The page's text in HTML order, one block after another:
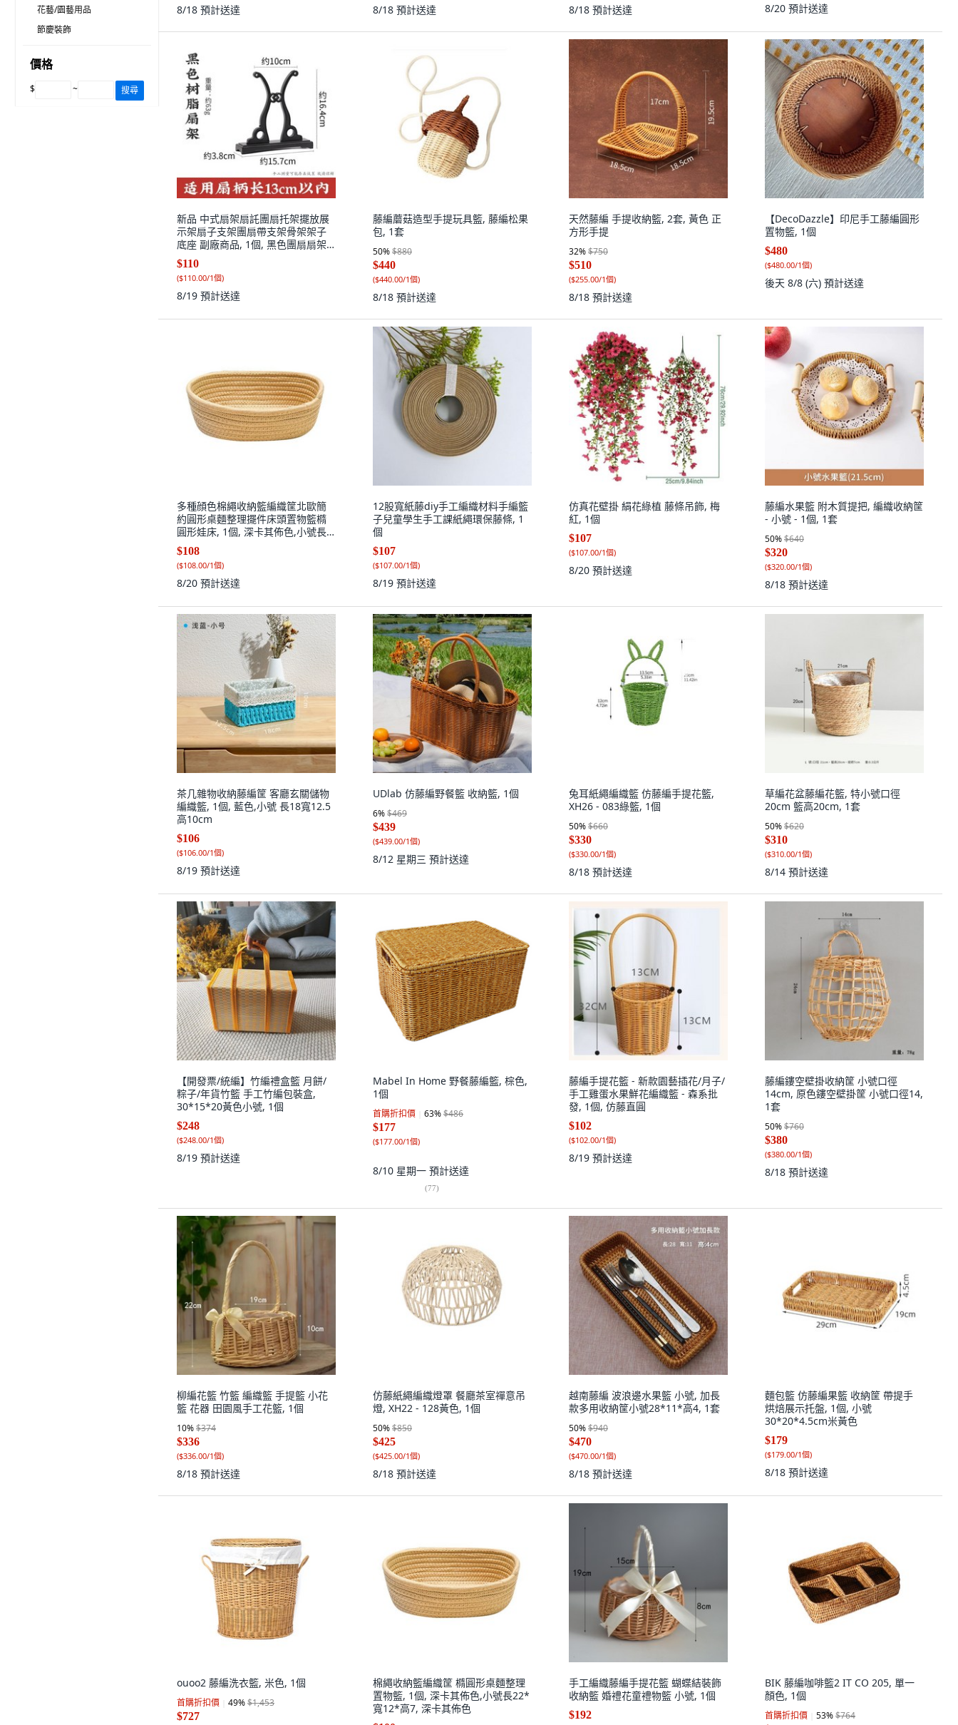
花藝/園藝用品
節慶裝飾
價格
$ ~ 搜尋
8/18 預計送達 8/18 預計送達 8/18 預計送達 8/20 預計送達
新品 中式扇架扇託團扇托架擺放展
示架扇子支架團扇帶支架骨架架子
底座 副廠商品, 1個, 黑色團扇扇架
樹脂
$110
($110.00/1個)
8/19 預計送達
藤編蘑菇造型手提玩具籃, 藤編松果
包, 1套
50%$880
$440
($440.00/1個)
8/18 預計送達
天然藤編 手提收納籃, 2套, 黃色 正
方形手提
32%$750
$510
($255.00/1個)
8/18 預計送達
【DecoDazzle】印尼手工藤編圓形
置物籃, 1個
$480
($480.00/1個)
後天 8/8 (六) 預計送達
多種顔色棉繩收納籃編織筐北歐簡
約圓形桌麵整理擺件床頭置物籃橢
圓形娃床, 1個, 深卡其佈色,小號長
22*寬12*高7, 深卡其佈色
$108
($108.00/1個)
8/20 預計送達
12股寬紙藤diy手工編織材料手編籃
子兒童學生手工課紙繩環保藤條, 1
個
$107
($107.00/1個)
8/19 預計送達
仿真花壁掛 絹花綠植 藤條吊飾, 梅
紅, 1個
$107
($107.00/1個)
8/20 預計送達
藤編水果籃 附木質提把, 編織收納筐
- 小號 - 1個, 1套
50%$640
$320
($320.00/1個)
8/18 預計送達
茶几雜物收納藤編筐 客廳玄關儲物
編織籃, 1個, 藍色,小號 長18寬12.5
高10cm
$106
($106.00/1個)
8/19 預計送達
UDlab 仿藤編野餐籃 收納籃, 1個
6%$469
$439
($439.00/1個)
8/12 星期三 預計送達
兔耳紙繩編織籃 仿藤編手提花籃,
XH26 - 083綠籃, 1個
50%$660
$330
($330.00/1個)
8/18 預計送達
草編花盆藤編花籃, 特小號口徑
20cm 籃高20cm, 1套
50%$620
$310
($310.00/1個)
8/14 預計送達
【開發票/統編】竹編禮盒籃 月餅/
粽子/年貨竹籃 手工竹編包裝盒,
30*15*20黃色小號, 1個
$248
($248.00/1個)
8/19 預計送達
Mabel In Home 野餐藤編籃, 棕色,
1個
首購折扣價 63%$486
$177
($177.00/1個)
8/10 星期一 預計送達
(77)
藤編手提花籃 - 新款園藝插花/月子/
手工雞蛋水果鮮花編織籃 - 森系批
發, 1個, 仿藤直圓
$102
($102.00/1個)
8/19 預計送達
藤編鏤空壁掛收納筐 小號口徑
14cm, 原色鏤空壁掛筐 小號口徑14,
1套
50%$760
$380
($380.00/1個)
8/18 預計送達
柳編花籃 竹籃 編織籃 手提籃 小花
籃 花器 田園風手工花籃, 1個
10%$374
$336
($336.00/1個)
8/18 預計送達
仿藤紙繩編織燈罩 餐廳茶室禪意吊
燈, XH22 - 128黃色, 1個
50%$850
$425
($425.00/1個)
8/18 預計送達
越南藤編 波浪邊水果籃 小號, 加長
款多用收納筐小號28*11*高4, 1套
50%$940
$470
($470.00/1個)
8/18 預計送達
麵包籃 仿藤編果籃 收納筐 帶提手
烘焙展示托盤, 1個, 小號
30*20*4.5cm米黃色
$179
($179.00/1個)
8/18 預計送達
ouoo2 藤編洗衣籃, 米色, 1個
首購折扣價 49%$1,453
$727
棉繩收納籃編織筐 橢圓形桌麵整理
置物籃, 1個, 深卡其佈色,小號長22*
寬12*高7, 深卡其佈色
手工編織藤編手提花籃 蝴蝶結裝飾
收納籃 婚禮花童禮物籃 小號, 1個
$192
BIK 藤編咖啡籃2 IT CO 205, 單一
顏色, 1個
首購折扣價 53%$764